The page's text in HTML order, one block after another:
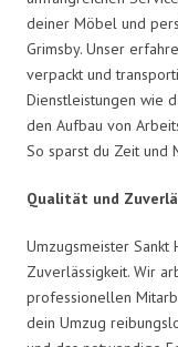
deiner Möbel und
Grimsby. Unser
verpackt und
Dienstleistungen wie
den Aufbau von
So sparst du Zeit und
Qualität und
Umzugsmeister
Zuverlässigkeit. Wir
professionellen
dein Umzug